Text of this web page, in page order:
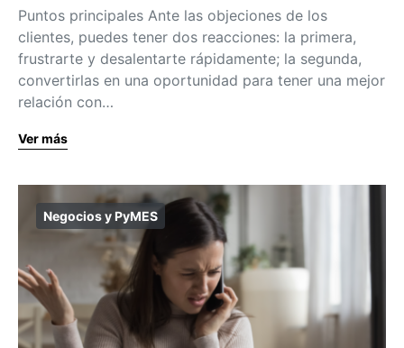
Puntos principales Ante las objeciones de los
clientes, puedes tener dos reacciones: la primera,
frustrarte y desalentarte rápidamente; la segunda,
convertirlas en una oportunidad para tener una mejor
relación con…
Ver más
Negocios y PyMES